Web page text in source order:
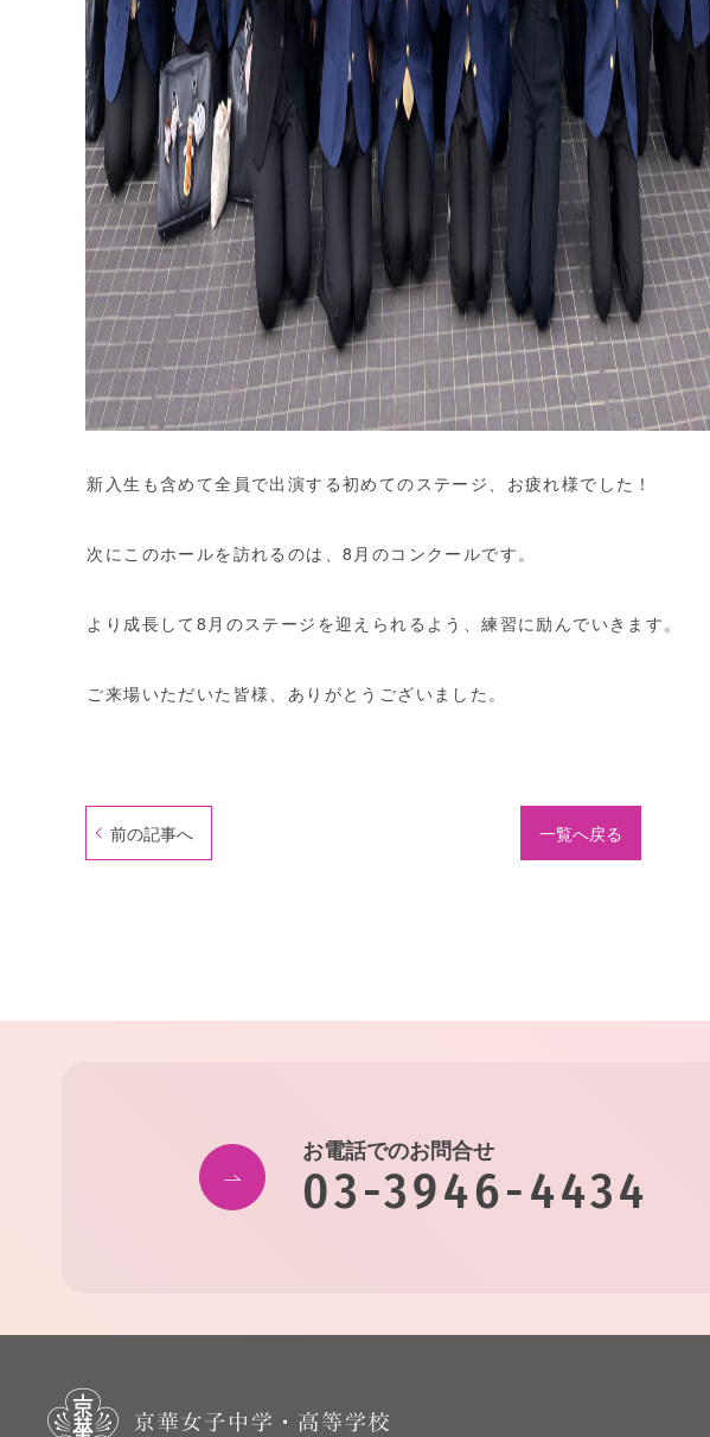
新入生も含めて全員で出演する初めてのステージ、お疲れ様でした！
次にこのホールを訪れるのは、8月のコンクールです。
より成長して8月のステージを迎えられるよう、練習に励んでいきます。
ご来場いただいた皆様、ありがとうございました。
前の記事へ 一覧へ戻る
お電話でのお問合せ
03-3946-4434